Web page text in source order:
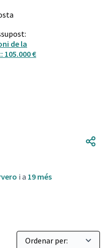
de la
105.000 €
i a 19 més